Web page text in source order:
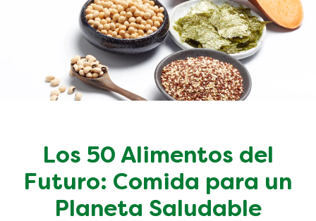
Los 50 Alimentos del
Futuro: Comida para un
Planeta Saludable